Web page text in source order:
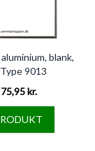
blank,
9013
75,95 kr.